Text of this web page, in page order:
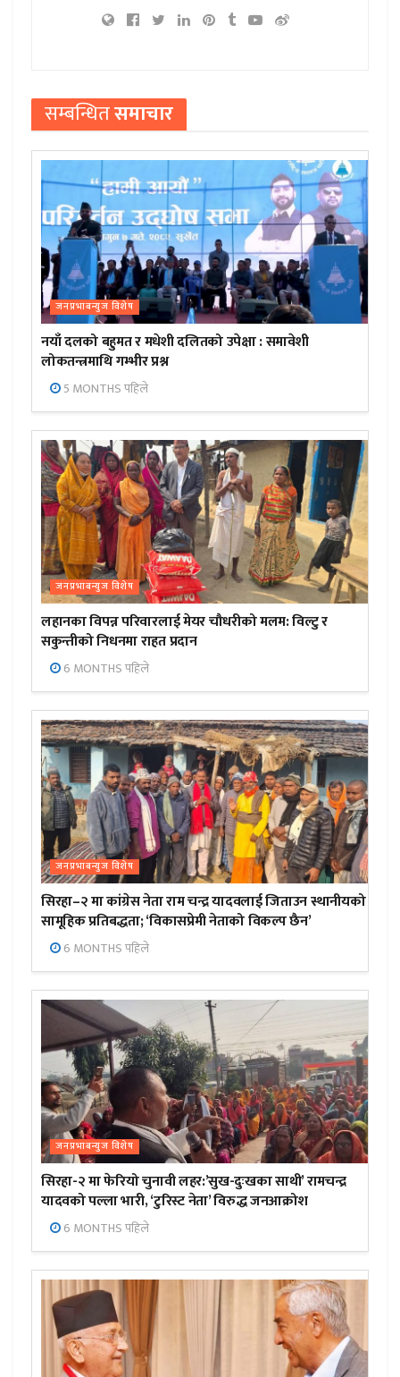
सम्बन्धितसमाचार
जनप्रभाबन्युज विशेष
नयाँ दलको बहुमत र मधेशी दलितको उपेक्षा : समावेशी
लोकतन्त्रमाथि गम्भीर प्रश्न
5 MONTHS पहिले
जनप्रभाबन्युज विशेष
लहानका विपन्न परिवारलाई मेयर चौधरीको मलम: विल्टु र
सकुन्तीको निधनमा राहत प्रदान
6 MONTHS पहिले
जनप्रभाबन्युज विशेष
सिरहा–२ मा कांग्रेस नेता राम चन्द्र यादवलाई जिताउन स्थानीयको
सामूहिक प्रतिबद्धता; ‘विकासप्रेमी नेताको विकल्प छैन’
6 MONTHS पहिले
जनप्रभाबन्युज विशेष
सिरहा-२ मा फेरियो चुनावी लहर:’सुख-दुःखका साथी’ रामचन्द्र
यादवको पल्ला भारी, ‘टुरिस्ट नेता’ विरुद्ध जनआक्रोश
6 MONTHS पहिले